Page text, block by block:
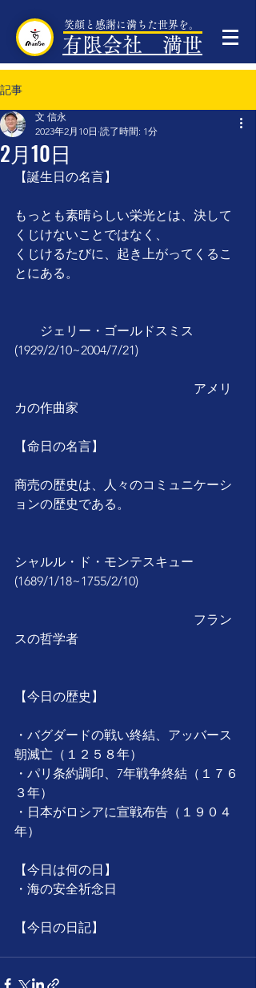
笑顔と感謝に満ちた世界を。
有限会社 満世
記事
2月10日
文 信永
2023年2月10日 読了時間: 1分
【誕生日の名言】
もっとも素晴らしい栄光とは、決して
くじけないことではなく、
くじけるたびに、起き上がってくるこ
とにある。
ジェリー・ゴールドスミス
(1929/2/10~2004/7/21)
アメリ
カの作曲家
【命日の名言】
商売の歴史は、人々のコミュニケーシ
ョンの歴史である。
シャルル・ド・モンテスキュー
(1689/1/18~1755/2/10)
フラン
スの哲学者
【今日の歴史】
・バグダードの戦い終結、アッバース
朝滅亡（１２５８年）
・パリ条約調印、7年戦争終結（１７６
３年）
・日本がロシアに宣戦布告（１９０４
年）
【今日は何の日】
・海の安全祈念日
【今日の日記】